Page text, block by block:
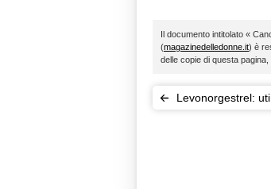
Il documento intitolato «
(magazinedelledonne.it) è
delle copie di questa
Levonorgestrel: